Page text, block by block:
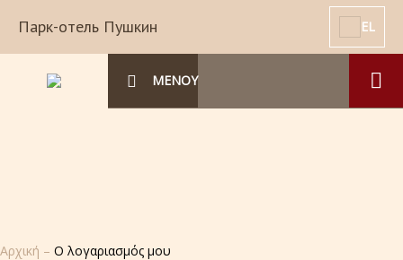
Парк-отель Пушкин EL
ΜΕΝΟΥ
Αρχική – Ο λογαριασμός μου